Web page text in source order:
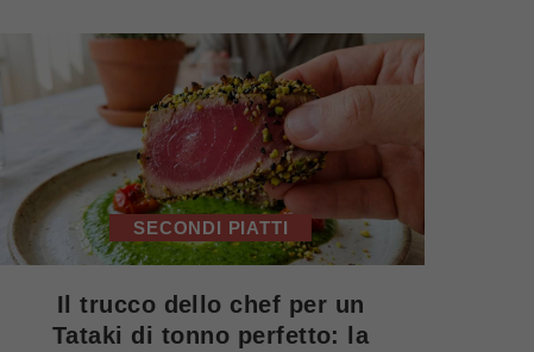
SECONDI PIATTI
Il trucco dello chef per un
Tataki di tonno perfetto: la